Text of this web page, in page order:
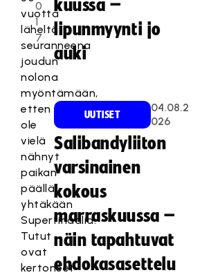
0
1
7
vuotta
läheltä
seuranneena
joudun
nolona
myöntämään,
etten
ole
vielä
nähnyt
paikan
päällä
yhtäkään
Superfinaalia.
Tutut
ovat
kertoneet
kuussa –
lipunmyynti jo
auki
UUTISET
04.08.2
026
Salibandyliiton
varsinainen
kokous
marraskuussa –
näin tapahtuvat
ehdokasasettelu